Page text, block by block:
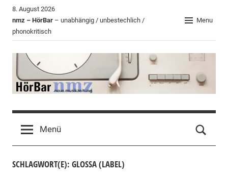
Zum
Inhalt
springen
8. August 2026
nmz – HörBar – unabhängig / unbestechlich /
phonokritisch
Menu
HörBar
der
nmz
Menü
SCHLAGWORT(E): GLOSSA (LABEL)